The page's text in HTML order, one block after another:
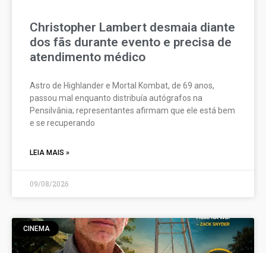
Christopher Lambert desmaia diante
dos fãs durante evento e precisa de
atendimento médico
Astro de Highlander e Mortal Kombat, de 69 anos,
passou mal enquanto distribuía autógrafos na
Pensilvânia; representantes afirmam que ele está bem
e se recuperando
LEIA MAIS »
09/08/2026
CINEMA